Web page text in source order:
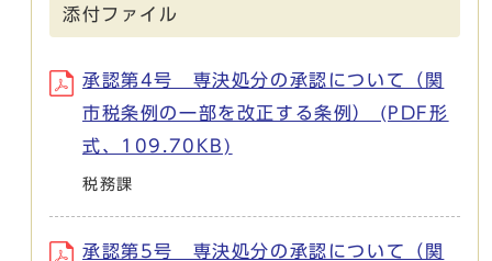
添付ファイル
承認第4号 専決処分の承認について（関
市税条例の一部を改正する条例） (PDF形
式、109.70KB)
税務課
承認第5号 専決処分の承認について（関